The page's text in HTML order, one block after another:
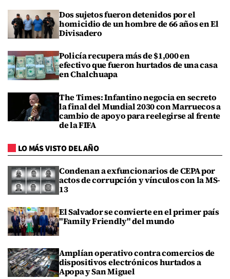
Dos sujetos fueron detenidos por el
homicidio de un hombre de 66 años en El
Divisadero
Policía recupera más de $1,000 en
efectivo que fueron hurtados de una casa
en Chalchuapa
The Times: Infantino negocia en secreto
la final del Mundial 2030 con Marruecos a
cambio de apoyo para reelegirse al frente
de la FIFA
LO MÁS VISTO DEL AÑO
Condenan a exfuncionarios de CEPA por
actos de corrupción y vínculos con la MS-
13
El Salvador se convierte en el primer país
"Family Friendly" del mundo
Amplían operativo contra comercios de
dispositivos electrónicos hurtados a
Apopa y San Miguel